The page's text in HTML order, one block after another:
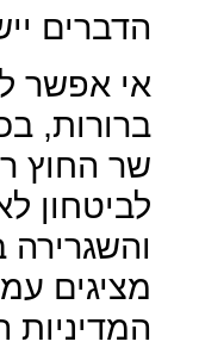
הדברים
אי אפשר
ברורות,
שר החוץ
לביטחון
והשגרירה
מציגים
המדיניות